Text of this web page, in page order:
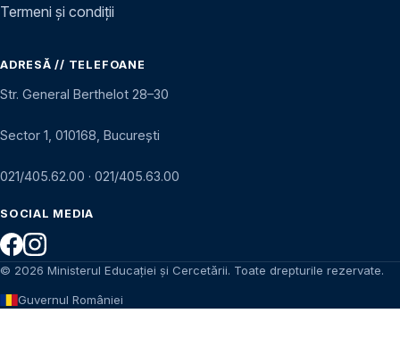
Termeni și condiții
ADRESĂ // TELEFOANE
Str. General Berthelot 28–30
Sector 1, 010168, București
021/405.62.00 · 021/405.63.00
SOCIAL MEDIA
© 2026 Ministerul Educației și Cercetării. Toate drepturile rezervate.
Guvernul României